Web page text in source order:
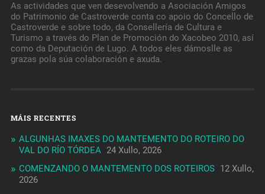
As actividades que ven desevolvendo a Asociación Amigos
do Patrimonio de Castroverde conta co apoio do Concello de
Castroverde e sobre todo, da Consellería de Cultura e
Turismo a través do Plan de Promoción do Xacobeo 2010, así
como da Deputación de Lugo. A todos eles dámoslle as
grazas pola súa colaboración e axuda.
MÁIS RECENTES
ALGUNHAS IMAXES DO MANTEMENTO DO ROTEIRO DO
VAL DO RÍO TÓRDEA 24 Xullo, 2026
COMENZANDO O MANTEMENTO DOS ROTEIROS 12 Xullo,
2026